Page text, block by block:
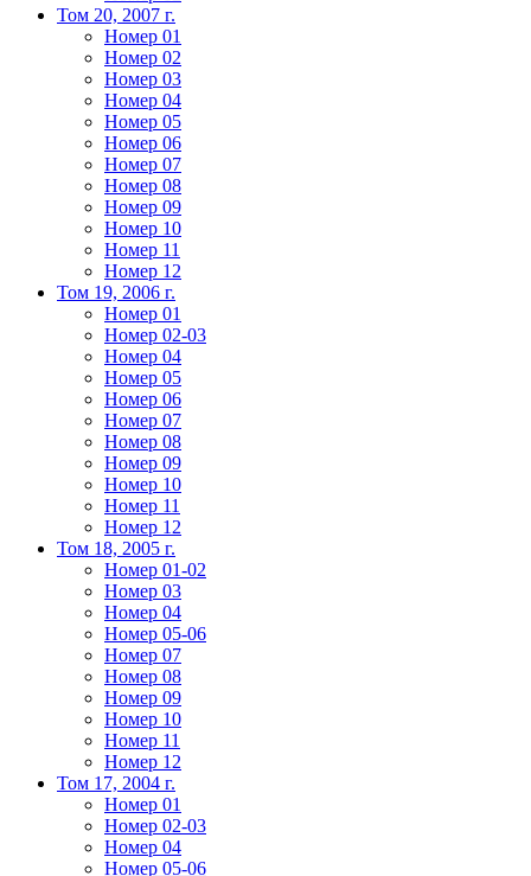
Том 20, 2007 г.
Номер 01
Номер 02
Номер 03
Номер 04
Номер 05
Номер 06
Номер 07
Номер 08
Номер 09
Номер 10
Номер 11
Номер 12
Том 19, 2006 г.
Номер 01
Номер 02-03
Номер 04
Номер 05
Номер 06
Номер 07
Номер 08
Номер 09
Номер 10
Номер 11
Номер 12
Том 18, 2005 г.
Номер 01-02
Номер 03
Номер 04
Номер 05-06
Номер 07
Номер 08
Номер 09
Номер 10
Номер 11
Номер 12
Том 17, 2004 г.
Номер 01
Номер 02-03
Номер 04
Номер 05-06